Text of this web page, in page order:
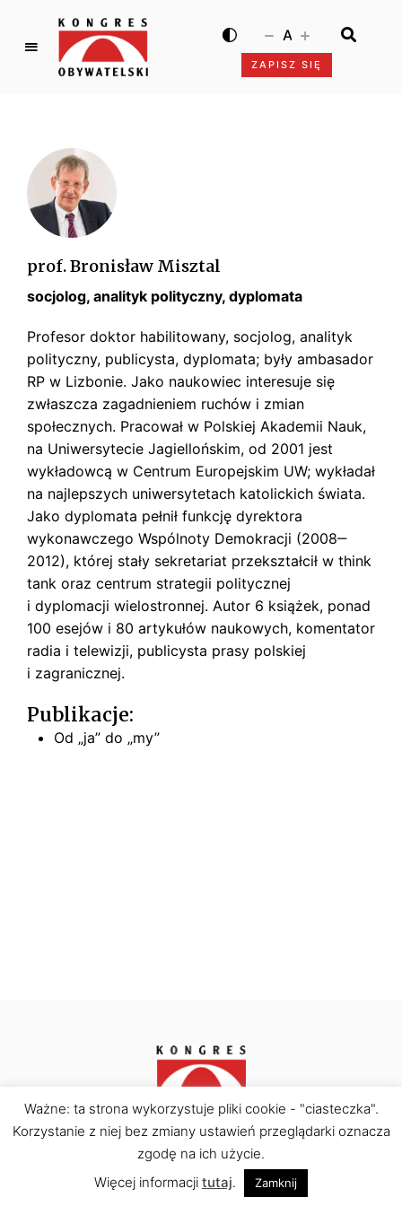
K
g
r
e
s
O
b
y
w
t
e
l
s
k
i
ZAPISZ SIĘ
A
prof. Bronisław Misztal
socjolog, analityk polityczny, dyplomata
Profesor doktor habilitowany, socjolog, analityk
polityczny, publicysta, dyplomata; były ambasador
RP w Lizbonie. Jako naukowiec interesuje się
zwłaszcza zagadnieniem ruchów i zmian
społecznych. Pracował w Polskiej Akademii Nauk,
na Uniwersytecie Jagiellońskim, od 2001 jest
wykładowcą w Centrum Europejskim UW; wykładał
na najlepszych uniwersytetach katolickich świata.
Jako dyplomata pełnił funkcję dyrektora
wykonawczego Wspólnoty Demokracji (2008‒
2012), której stały sekretariat przekształcił w think
tank oraz centrum strategii politycznej
i dyplomacji wielostronnej. Autor 6 książek, ponad
100 esejów i 80 artykułów naukowych, komentator
radia i telewizji, publicysta prasy polskiej
i zagranicznej.
Publikacje:
Od „ja” do „my”
Kongres Obywatelski © Copyright 2026. All rights
reserved.
Ważne: ta strona wykorzystuje pliki cookie - "ciasteczka".
Korzystanie z niej bez zmiany ustawień przeglądarki oznacza
zgodę na ich użycie.
Więcej informacji tutaj. Zamknij